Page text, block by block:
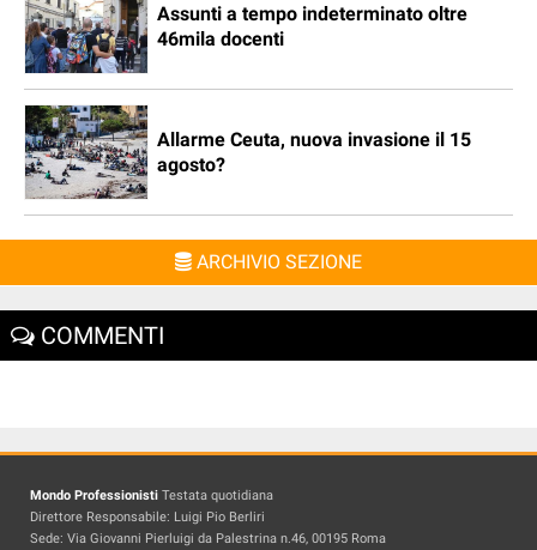
Assunti a tempo indeterminato oltre
46mila docenti
Allarme Ceuta, nuova invasione il 15
agosto?
ARCHIVIO SEZIONE
COMMENTI
Mondo Professionisti Testata quotidiana
Direttore Responsabile: Luigi Pio Berliri
Sede: Via Giovanni Pierluigi da Palestrina n.46, 00195 Roma